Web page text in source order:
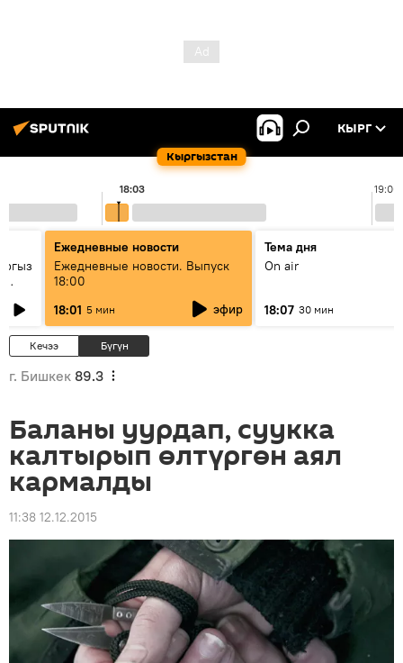
Кыргызстан
КЫРГ
19:00
18:03
Ежедневные новости
Ежедневные новости. Выпуск
18:00
18:01 5 мин эфир
Тема дня
On air
18:07 30 мин
Кечээ Бүгүн
г. Бишкек 89.3
Баланы уурдап, суукка
калтырып өлтүргөн аял
кармалды
11:38 12.12.2015